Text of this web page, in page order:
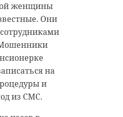
женщины
Они
на
и
из СМС.